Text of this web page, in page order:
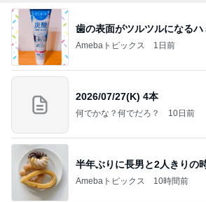
歯の表面がツルツルになるハ
Amebaトピックス 1日前
2026/07/27(K) 4本
何でかな？何でだろ？ 10日前
半年ぶりに長男と2人きりの
Amebaトピックス 10時間前